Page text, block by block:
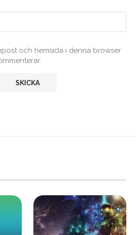
och hemsida i denna browser